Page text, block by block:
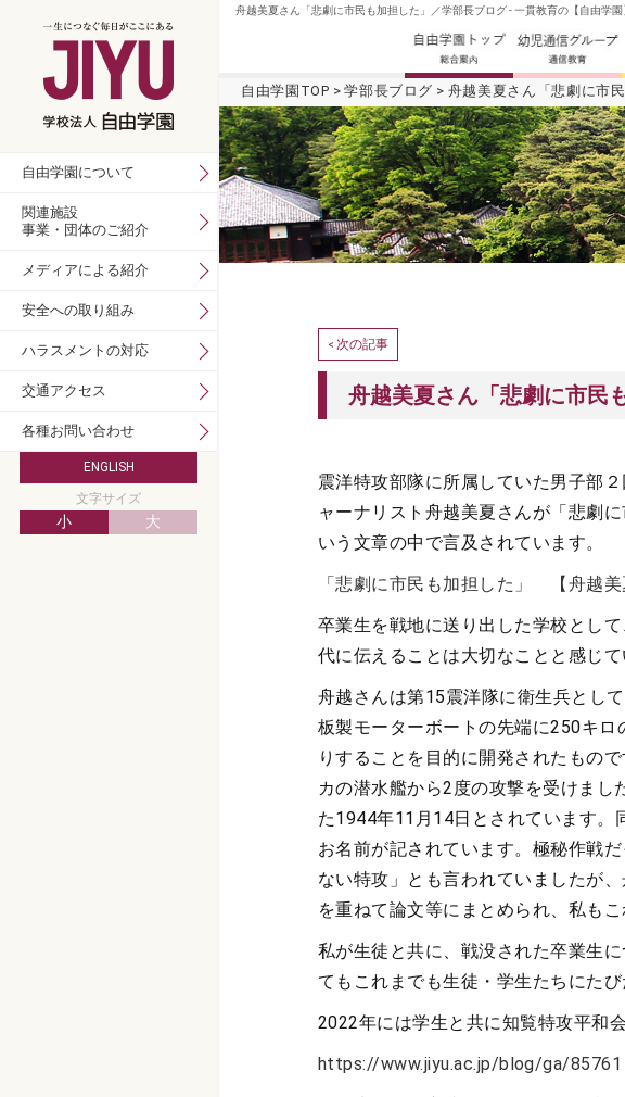
舟越美夏さん「悲劇に市民も加担した」／学部長ブログ - 一貫教育の【自由学
自由学園TOP 学部長ブログ 舟越美夏さん「悲劇に市民
< 次の記事
舟越美夏さん「悲劇に市民
震洋特攻部隊に所属していた男子部
ャーナリスト舟越美夏さんが「悲劇
いう文章の中で言及されています。
「悲劇に市民も加担した」 【舟越
卒業生を戦地に送り出した学校とし
代に伝えることは大切なことと感じて
舟越さんは第15震洋隊に衛生兵とし
板製モーターボートの先端に250キ
りすることを目的に開発されたもの
カの潜水艦から2度の攻撃を受けま
た1944年11月14日とされています。
お名前が記されています。極秘作戦
ない特攻」とも言われていましたが
を重ねて論文等にまとめられ、私も
私が生徒と共に、戦没された卒業生
てもこれまでも生徒・学生たちにたび
2022年には学生と共に知覧特攻平和
https://www.jiyu.ac.jp/blog/ga/85761
自由学園について
関連施設
事業・団体のご紹介
メディアによる紹介
安全への取り組み
ハラスメントの対応
交通アクセス
各種お問い合わせ
ENGLISH
文字サイズ
小 大